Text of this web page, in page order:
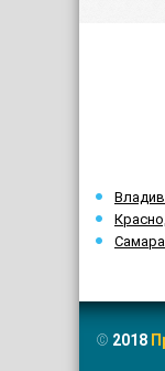
Самара
© 2018